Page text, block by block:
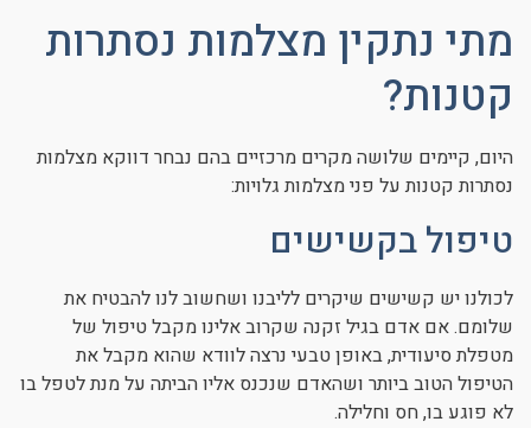
מתי נתקין מצלמות נסתרות
קטנות?
היום, קיימים שלושה מקרים מרכזיים בהם נבחר דווקא מצלמות
נסתרות קטנות על פני מצלמות גלויות:
טיפול בקשישים
לכולנו יש קשישים שיקרים לליבנו ושחשוב לנו להבטיח את
שלומם. אם אדם בגיל זקנה שקרוב אלינו מקבל טיפול של
מטפלת סיעודית, באופן טבעי נרצה לוודא שהוא מקבל את
הטיפול הטוב ביותר ושהאדם שנכנס אליו הביתה על מנת לטפל בו
לא פוגע בו, חס וחלילה.